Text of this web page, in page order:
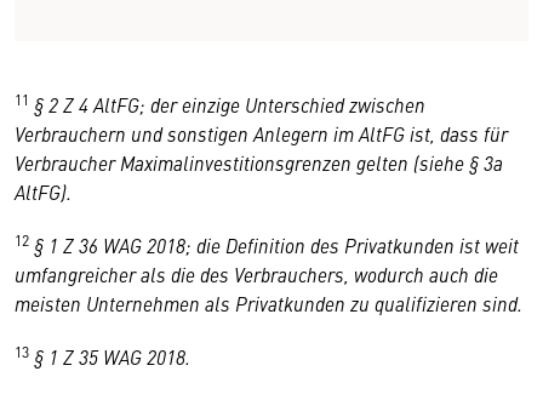
11 § 2 Z 4 AltFG; der einzige Unterschied zwischen
Verbrauchern und sonstigen Anlegern im AltFG ist, dass für
Verbraucher Maximalinvestitionsgrenzen gelten (siehe § 3a
AltFG).
12 § 1 Z 36 WAG 2018; die Definition des Privatkunden ist weit
umfangreicher als die des Verbrauchers, wodurch auch die
meisten Unternehmen als Privatkunden zu qualifizieren sind.
13 § 1 Z 35 WAG 2018.